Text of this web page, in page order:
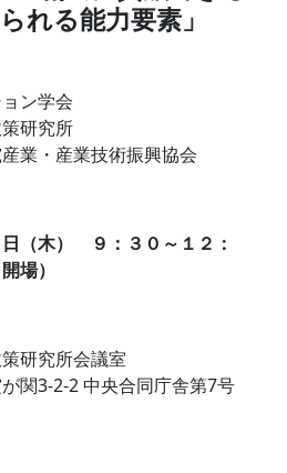
れる能力要素」
ン学会
研究所
業・産業技術振興協会
（木） ９：３０～１２：
場）
研究所会議室
関3-2-2 中央合同庁舎第7号